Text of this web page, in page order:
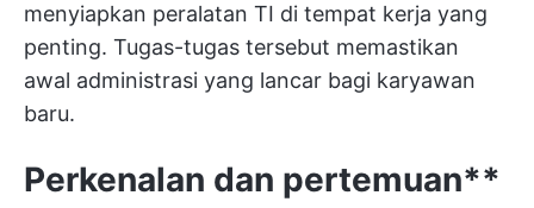
menyiapkan peralatan TI di tempat kerja yang
penting. Tugas-tugas tersebut memastikan
awal administrasi yang lancar bagi karyawan
baru.
Perkenalan dan pertemuan**